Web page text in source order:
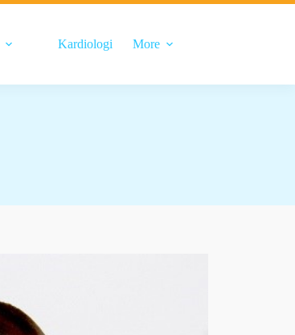
Kardiologi More